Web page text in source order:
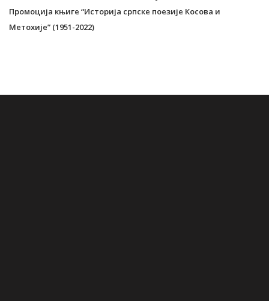
Промоција књиге “Историја српске поезије Косова и
Метохије” (1951-2022)